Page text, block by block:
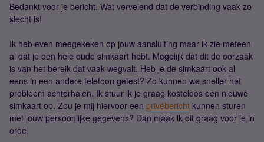
Bedankt voor je bericht. Wat vervelend dat de verbinding vaak zo
slecht is!
Ik heb even meegekeken op jouw aansluiting maar ik zie meteen
al dat je een hele oude simkaart hebt. Mogelijk dat dit de oorzaak
is van het bereik dat vaak wegvalt. Heb je de simkaart ook al
eens in een andere telefoon getest? Zo kunnen we sneller het
probleem achterhalen. Ik stuur ik je graag kosteloos een nieuwe
simkaart op. Zou je mij hiervoor een privébericht kunnen sturen
met jouw persoonlijke gegevens? Dan maak ik dit graag voor je in
orde.